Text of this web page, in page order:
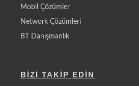
Mobil Çözümler
Network Çözümleri
BT Danışmanlık
BİZİ TAKİP EDİN